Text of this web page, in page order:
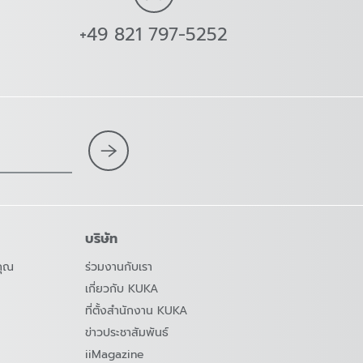
+49 821 797-5252
ณ
บริษัท
ร่วมงานกับเรา
เกี่ยวกับ KUKA
ที่ตั้งสำนักงาน KUKA
ข่าวประชาสัมพันธ์
iiMagazine